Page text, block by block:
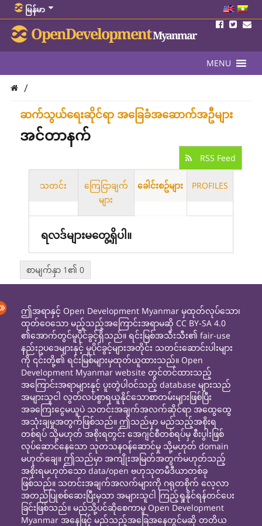
မြန်မာ
OpenDevelopmentMyanmar
MENU
/
ဆက်သွယ်ရေးဆိုင်ရာ အခြေခံအဆောက်အဦများ
အင်တာနက်
RSS Feed
သတင်း
ကြေငြာချက်
များ
ခေါင်းစဥ်များ PROFILES
ရလဒ်များမတွေ့ရှိပါ။
စာမျက်နှာ 1၏ 0
ဤအရာနှင့် Open Development Myanmar မှထုတ်လုပ်သော၊
ထုတ်ဝေသော မည့်သည့်အကြောင်းအရာမဆို CC BY-SA 4.0
၏အောက်တွင်မူပိုင်ခွင့်ရှိသည်။ ရင်းမြစ်အသီးသီး၏ fair-use
နည်းဥပဒေများနှင့် မူပိုင်ခွင့်များအတိုင်း သတင်းဆောင်းပါးများ
ကို ၎င်းတို့၏ ရင်းမြစ်များမှထုတ်ယူထားသည်။ Open
Development Myanmar website တွင်တင်ထားသည့်
အကြောင်းအရာများနှင့် ပူးတွဲပါဝင်သည့် database များသည်
အများသူငါ လွတ်လပ်စွာရယူနိုင်သောစာတမ်းများဖြစ်ပြီး
အခကြေးငွေမယူပဲ သတင်းအချက်အလက်ဆိုင်ရာ အထွေထွေ
အသုံးချမှုအတွက်ဖြစ်သည်။ ဤသည်မှာ မည်သည့်အစိုးရ
တစ်ရပ် သို့မဟုတ် အစိုးရတွင်း အေဂျင်စီတစ်ရပ်မှ စီးပွါးဖြစ်
လုပ်ဆောင်နေသော သုတသနဝန်ဆောင်မှု သို့မဟုတ် domain
မဟုတ်ချေ။ ဤသည်မှာ အကျိုးအမြတ်အတွက်မဟုတ်သည့်
အစိုးရမဟုတ်သော data/open ဗဟုသုတမီဒီယာတစ်ခု
ဖြစ်သည်။ သတင်းအချက်အလက်များကို ဂရုတစိုက် လေ့လာ
အတည်ပြုစစ်ဆေးပြီးမှသာ အများသူငါ ကြည့်ရှုနိုင်ရန်တင်ပေး
ခြင်းဖြစ်သည်။ မည်သို့ပင်ဆိုစေကာမူ Open Development
Myanmar အနေဖြင့် မည်သည့်အခြေအနေတွင်မဆို တတိယ